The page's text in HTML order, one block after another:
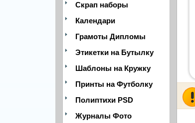
Скрап наборы
Календари
Грамоты Дипломы
Этикетки на Бутылку
Шаблоны на Кружку
Принты на Футболку
Полиптихи PSD
Журналы Фото